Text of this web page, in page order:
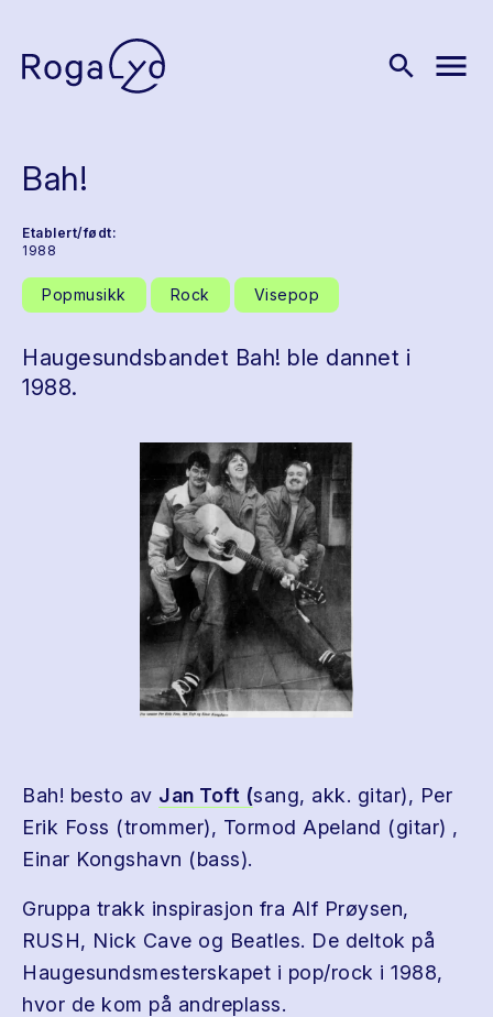
search menu
Bah!
Etablert/født:
1988
Popmusikk Rock Visepop
Haugesundsbandet Bah! ble dannet i
1988.
Bah! besto av Jan Toft (sang, akk. gitar), Per
Erik Foss (trommer), Tormod Apeland (gitar) ,
Einar Kongshavn (bass).
Gruppa trakk inspirasjon fra Alf Prøysen,
RUSH, Nick Cave og Beatles. De deltok på
Haugesundsmesterskapet i pop/rock i 1988,
hvor de kom på andreplass.